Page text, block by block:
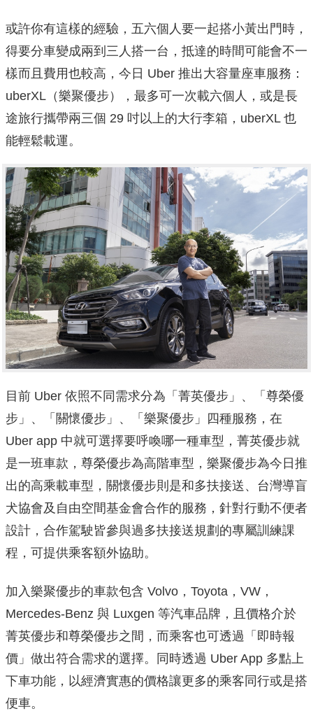
或許你有這樣的經驗，五六個人要一起搭小黃出門時，
得要分車變成兩到三人搭一台，抵達的時間可能會不一
樣而且費用也較高，今日 Uber 推出大容量座車服務：
uberXL（樂聚優步），最多可一次載六個人，或是長
途旅行攜帶兩三個 29 吋以上的大行李箱，uberXL 也
能輕鬆載運。
目前 Uber 依照不同需求分為「菁英優步」、「尊榮優
步」、「關懷優步」、「樂聚優步」四種服務，在
Uber app 中就可選擇要呼喚哪一種車型，菁英優步就
是一班車款，尊榮優步為高階車型，樂聚優步為今日推
出的高乘載車型，關懷優步則是和多扶接送、台灣導盲
犬協會及自由空間基金會合作的服務，針對行動不便者
設計，合作駕駛皆參與過多扶接送規劃的專屬訓練課
程，可提供乘客額外協助。
加入樂聚優步的車款包含 Volvo，Toyota，VW，
Mercedes-Benz 與 Luxgen 等汽車品牌，且價格介於
菁英優步和尊榮優步之間，而乘客也可透過「即時報
價」做出符合需求的選擇。同時透過 Uber App 多點上
下車功能，以經濟實惠的價格讓更多的乘客同行或是搭
便車。